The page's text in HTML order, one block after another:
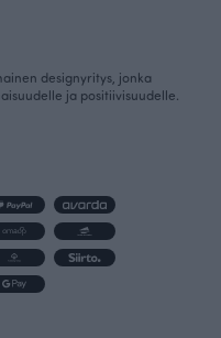
designyritys, jonka
ja positiivisuudelle.